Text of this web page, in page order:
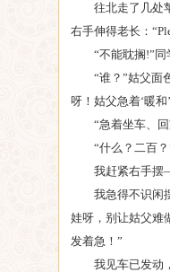
往北走了几处苹
右手伸得老长：
“不能耽搁!”同
“谁？”姑父面色
呀！姑父急着‘暖
“急着坐车、回
“什么？二百？”
我赶紧右手摆
我急得不识闲摆
娃呀，别让姑父难
发着急！”
我见车已发动，